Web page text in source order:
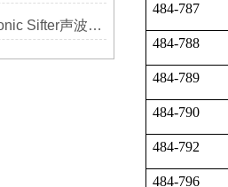
如何设置和控制Sonic Sifter声波振动筛的振动频率和振幅？
484-787
484-788
484-789
484-790
484-792
484-796